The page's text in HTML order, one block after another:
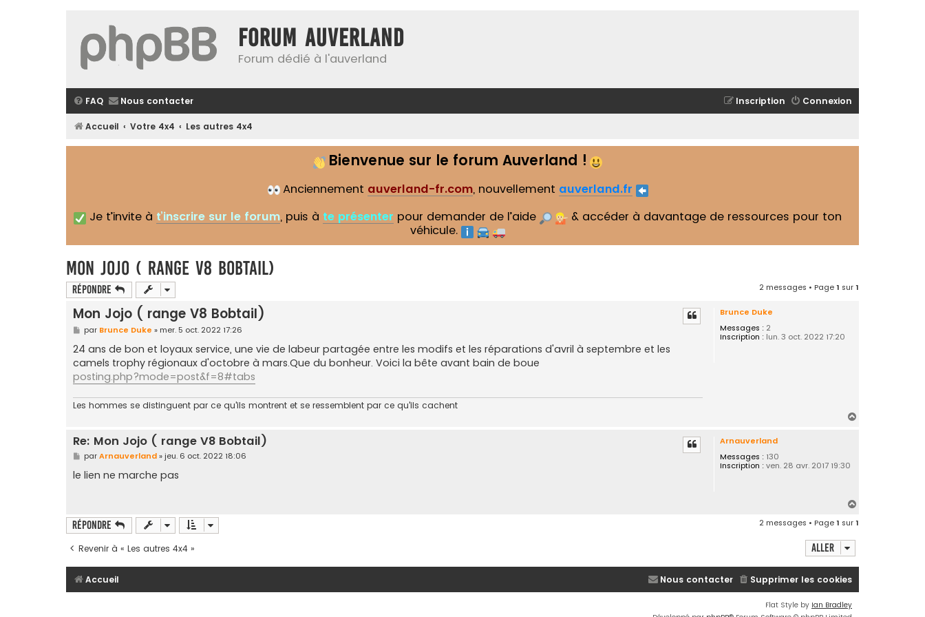
Forum Auverland
Forum dédié à l'auverland
FAQ Nous contacter Connexion
Inscription
Accueil Votre 4x4 Les autres 4x4
Bienvenue sur le forum Auverland !
Anciennement auverland-fr.com, nouvellement auverland.fr
Je t’invite à t’inscrire sur le forum, puis à te présenter pour demander de l’aide
& accéder à davantage de ressources pour ton
véhicule.
Mon Jojo ( range V8 Bobtail)
Répondre 2 messages • Page1 sur1
Brunce Duke
Messages : 2
Inscription : lun. 3 oct. 2022 17:20
Mon Jojo ( range V8 Bobtail)
M
e
s
s
a
g
e
par Brunce Duke » mer. 5 oct. 2022 17:26
24 ans de bon et loyaux service, une vie de labeur partagée entre les modifs et les réparations d'avril à septembre et les
camels trophy régionaux d'octobre à mars.Que du bonheur. Voici la bête avant bain de boue
posting.php?mode=post&f=8#tabs
Les hommes se distinguent par ce qu'ils montrent et se ressemblent par ce qu'ils cachent
Arnauverland
Messages : 130
Inscription : ven. 28 avr. 2017 19:30
Re: Mon Jojo ( range V8 Bobtail)
M
e
s
s
parArnauverland»jeu. 6 oct. 2022 18:06
le lien ne marche pas
Répondre 2 messages • Page1 sur1
Revenir à « Les autres 4x4 » Aller
Accueil Supprimer les cookies
Nous contacter
Flat Style by Ian Bradley